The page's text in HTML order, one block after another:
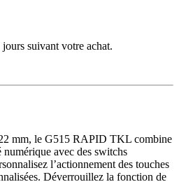
jours suivant votre achat.
mm, le G515 RAPID TKL combine
avec des switchs
l’actionnement des touches
Déverrouillez la fonction de